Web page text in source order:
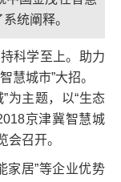
统阐释。
科学至上。助力
慧城市”大招。
为主题，以“生态
京津冀智慧城
会召开。
家居”等企业优势